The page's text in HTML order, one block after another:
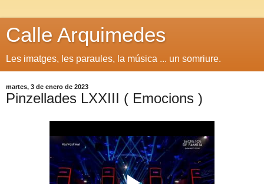
Calle Arquimedes
Les imatges, les paraules, la música ... un somriure.
martes, 3 de enero de 2023
Pinzellades LXXIII ( Emocions )